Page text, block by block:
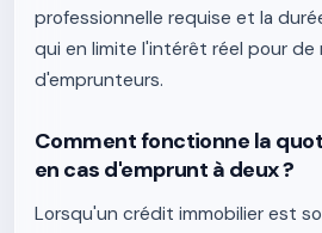
professionnelle requise et la
qui en limite l'intérêt réel pour de
d'emprunteurs.
Comment fonctionne la
en cas d'emprunt à deux ?
Lorsqu'un crédit immobilier est